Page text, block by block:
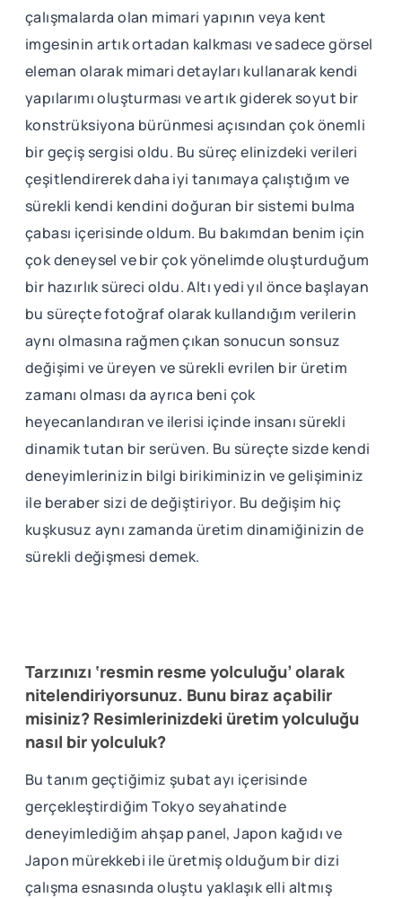
çalışmalarda olan mimari yapının veya kent
imgesinin artık ortadan kalkması ve sadece görsel
eleman olarak mimari detayları kullanarak kendi
yapılarımı oluşturması ve artık giderek soyut bir
konstrüksiyona bürünmesi açısından çok önemli
bir geçiş sergisi oldu. Bu süreç elinizdeki verileri
çeşitlendirerek daha iyi tanımaya çalıştığım ve
sürekli kendi kendini doğuran bir sistemi bulma
çabası içerisinde oldum. Bu bakımdan benim için
çok deneysel ve bir çok yönelimde oluşturduğum
bir hazırlık süreci oldu. Altı yedi yıl önce başlayan
bu süreçte fotoğraf olarak kullandığım verilerin
aynı olmasına rağmen çıkan sonucun sonsuz
değişimi ve üreyen ve sürekli evrilen bir üretim
zamanı olması da ayrıca beni çok
heyecanlandıran ve ilerisi içinde insanı sürekli
dinamik tutan bir serüven. Bu süreçte sizde kendi
deneyimlerinizin bilgi birikiminizin ve gelişiminiz
ile beraber sizi de değiştiriyor. Bu değişim hiç
kuşkusuz aynı zamanda üretim dinamiğinizin de
sürekli değişmesi demek.
Tarzınızı ‘resmin resme yolculuğu’ olarak
nitelendiriyorsunuz. Bunu biraz açabilir
misiniz? Resimlerinizdeki üretim yolculuğu
nasıl bir yolculuk?
Bu tanım geçtiğimiz şubat ayı içerisinde
gerçekleştirdiğim Tokyo seyahatinde
deneyimlediğim ahşap panel, Japon kağıdı ve
Japon mürekkebi ile üretmiş olduğum bir dizi
çalışma esnasında oluştu yaklaşık elli altmış